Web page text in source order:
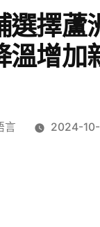
選擇蘆
溫增加
言 2024-